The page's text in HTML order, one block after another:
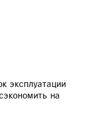
эксплуатации
на